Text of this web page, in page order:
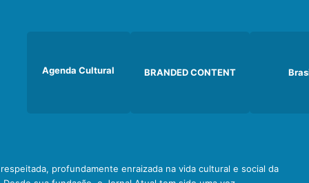
Agenda Cultural BRANDED CONTENT
profundamente enraizada na vida cultural e social da